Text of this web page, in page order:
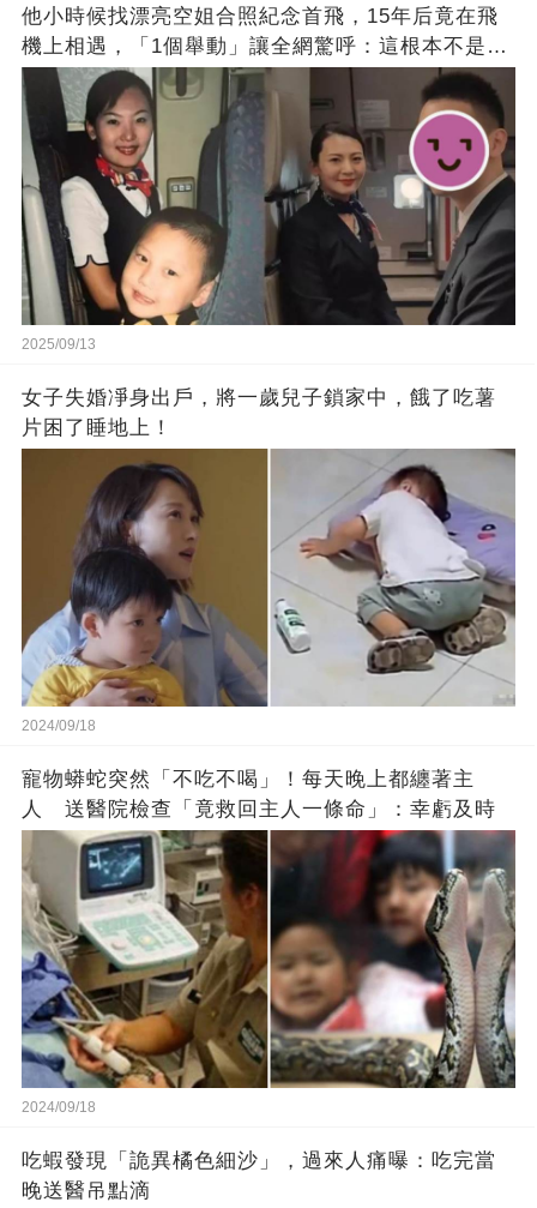
他小時候找漂亮空姐合照紀念首飛，15年后竟在飛
機上相遇，「1個舉動」讓全網驚呼：這根本不是巧
合！
2025/09/13
女子失婚凈身出戶，將一歲兒子鎖家中，餓了吃薯
片困了睡地上！
2024/09/18
寵物蟒蛇突然「不吃不喝」！每天晚上都纏著主
人 送醫院檢查「竟救回主人一條命」：幸虧及時
2024/09/18
吃蝦發現「詭異橘色細沙」，過來人痛曝：吃完當
晚送醫吊點滴